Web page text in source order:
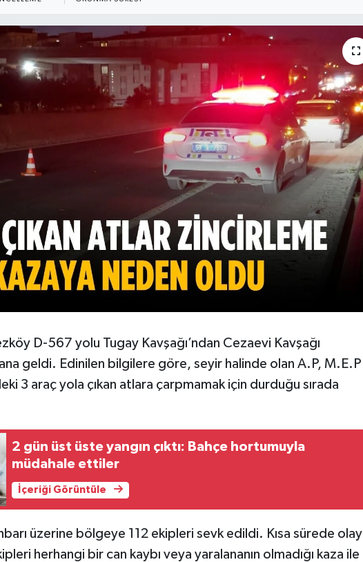
D-567 yolu Tugay Kavşağı’ndan Cezaevi Kavşağı
geldi. Edinilen bilgilere göre, seyir halinde olan A.P, M.E.P
3 araç yola çıkan atlara çarpmamak için durduğu sırada
2 gün üst üste yangın çıktı: Bahçe hortumuyla
müdahale ettiler
İçeriği Görüntüle
üzerine bölgeye 112 ekipleri sevk edildi. Kısa sürede olay
herhangi bir can kaybı veya yaralananın olmadığı kaza ile